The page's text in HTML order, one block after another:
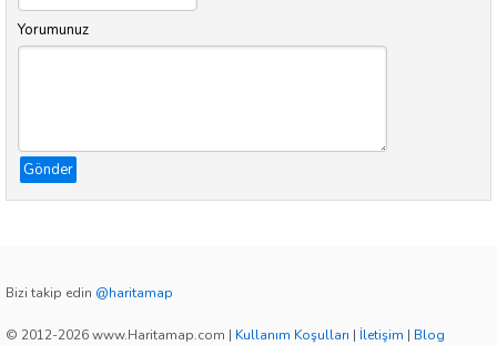
Yorumunuz
Gönder
Bizi takip edin @haritamap
© 2012-2026 www.Haritamap.com | Kullanım Koşulları | İletişim | Blog